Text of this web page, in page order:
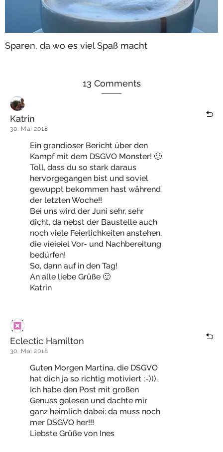
Sparen, da wo es viel Spaß macht
13 Comments
Katrin
30. Mai 2018
Ein grandioser Bericht über den
Kampf mit dem DSGVO Monster! 🙂
Toll, dass du so stark daraus
hervorgegangen bist und soviel
gewuppt bekommen hast während
der letzten Woche!!
Bei uns wird der Juni sehr, sehr
dicht, da nebst der Baustelle auch
noch viele Feierlichkeiten anstehen,
die vieieiel Vor- und Nachbereitung
bedürfen!
So, dann auf in den Tag!
An alle liebe Grüße 🙂
Katrin
Eclectic Hamilton
30. Mai 2018
Guten Morgen Martina, die DSGVO
hat dich ja so richtig motiviert ;-))).
Ich habe den Post mit großen
Genuss gelesen und dachte mir
ganz heimlich dabei: da muss noch
mer DSGVO her!!!
Liebste Grüße von Ines